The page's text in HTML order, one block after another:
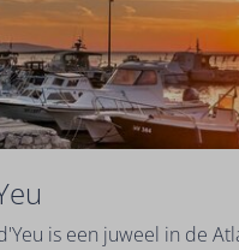
is een juweel in de